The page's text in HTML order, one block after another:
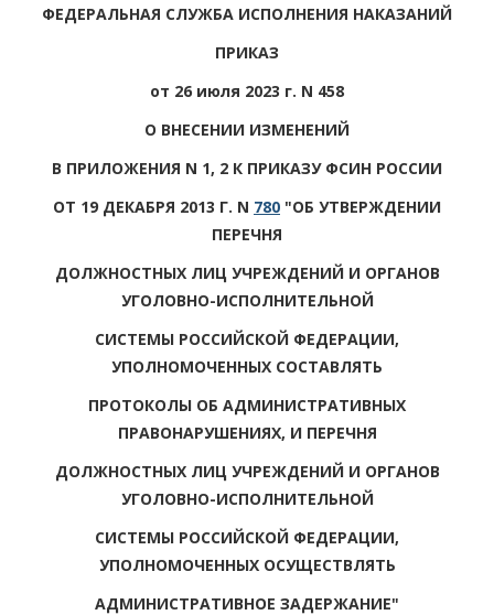
ФЕДЕРАЛЬНАЯ СЛУЖБА ИСПОЛНЕНИЯ НАКАЗАНИЙ
ПРИКАЗ
от 26 июля 2023 г. N 458
О ВНЕСЕНИИ ИЗМЕНЕНИЙ
В ПРИЛОЖЕНИЯ N 1, 2 К ПРИКАЗУ ФСИН РОССИИ
ОТ 19 ДЕКАБРЯ 2013 Г. N 780 "ОБ УТВЕРЖДЕНИИ
ПЕРЕЧНЯ
ДОЛЖНОСТНЫХ ЛИЦ УЧРЕЖДЕНИЙ И ОРГАНОВ
УГОЛОВНО-ИСПОЛНИТЕЛЬНОЙ
СИСТЕМЫ РОССИЙСКОЙ ФЕДЕРАЦИИ,
УПОЛНОМОЧЕННЫХ СОСТАВЛЯТЬ
ПРОТОКОЛЫ ОБ АДМИНИСТРАТИВНЫХ
ПРАВОНАРУШЕНИЯХ, И ПЕРЕЧНЯ
ДОЛЖНОСТНЫХ ЛИЦ УЧРЕЖДЕНИЙ И ОРГАНОВ
УГОЛОВНО-ИСПОЛНИТЕЛЬНОЙ
СИСТЕМЫ РОССИЙСКОЙ ФЕДЕРАЦИИ,
УПОЛНОМОЧЕННЫХ ОСУЩЕСТВЛЯТЬ
АДМИНИСТРАТИВНОЕ ЗАДЕРЖАНИЕ"